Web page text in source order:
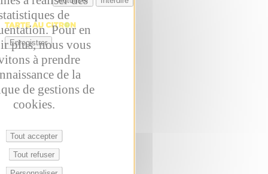
Enregistrer
de
Pour en
plus, nous vous
à prendre
de la
de gestions de
cookies.
Tout accepter
Tout refuser